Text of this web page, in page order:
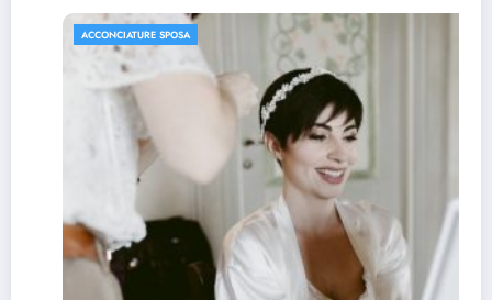
ACCONCIATURE SPOSA